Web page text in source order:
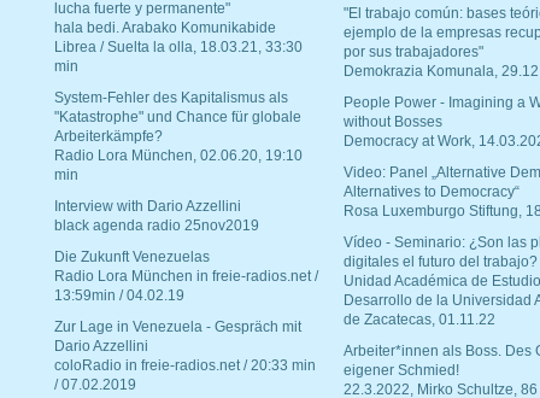
lucha fuerte y permanente"
hala bedi. Arabako Komunikabide
Librea / Suelta la olla, 18.03.21, 33:30
min
System-Fehler des Kapitalismus als
"Katastrophe" und Chance für globale
Arbeiterkämpfe?
Radio Lora München, 02.06.20, 19:10
min
Interview with Dario Azzellini
black agenda radio 25nov2019
Die Zukunft Venezuelas
Radio Lora München in freie-radios.net /
13:59min / 04.02.19
Zur Lage in Venezuela - Gespräch mit
Dario Azzellini
coloRadio in freie-radios.net / 20:33 min
/ 07.02.2019
"El trabajo común: bases
ejemplo de la empresas
por sus trabajadores"
Demokrazia Komunala,
People Power - Imagining a
without Bosses
Democracy at Work,
Video: Panel „Alternative
Alternatives to Democracy“
Rosa Luxemburgo Stiftung,
Vídeo - Seminario: ¿Son las
digitales el futuro del trabajo?
Unidad Académica de
Desarrollo de la Universidad
de Zacatecas, 01.11.22
Arbeiter*innen als Boss. Des
eigener Schmied!
22.3.2022, Mirko Schultze, 86